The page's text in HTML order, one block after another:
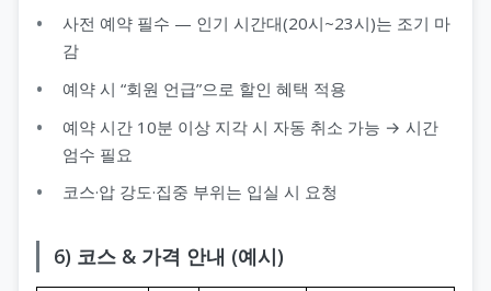
사전 예약 필수 — 인기 시간대(20시~23시)는 조기 마
감
예약 시 “회원 언급”으로 할인 혜택 적용
예약 시간 10분 이상 지각 시 자동 취소 가능 → 시간
엄수 필요
코스·압 강도·집중 부위는 입실 시 요청
6) 코스 & 가격 안내 (예시)